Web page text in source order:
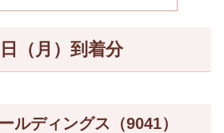
（月）到着分
ルディングス（9041）